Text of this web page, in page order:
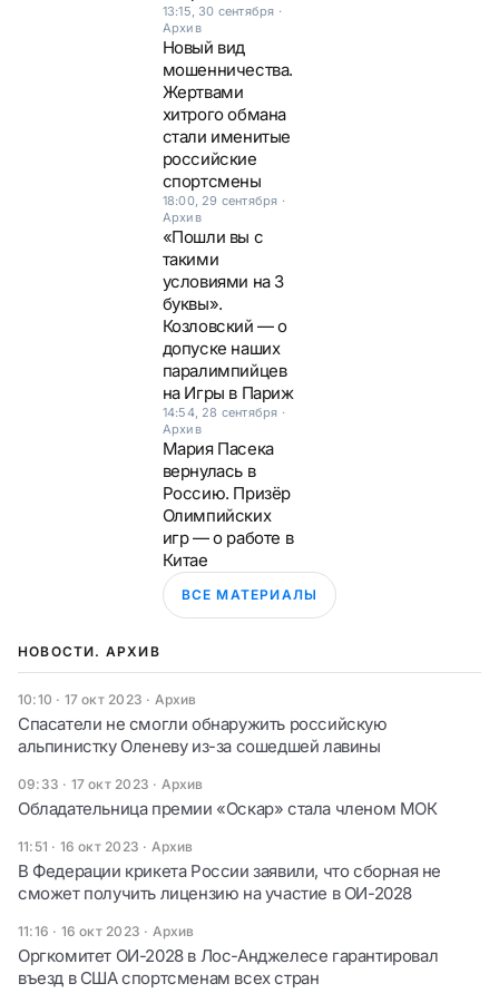
13:15, 30 сентября ·
Архив
Новый вид
мошенничества.
Жертвами
хитрого обмана
стали именитые
российские
спортсмены
18:00, 29 сентября ·
Архив
«Пошли вы с
такими
условиями на 3
буквы».
Козловский — о
допуске наших
паралимпийцев
на Игры в Париж
14:54, 28 сентября ·
Архив
Мария Пасека
вернулась в
Россию. Призёр
Олимпийских
игр — о работе в
Китае
ВСЕ МАТЕРИАЛЫ
НОВОСТИ. АРХИВ
10:10 · 17 окт 2023 · Архив
Спасатели не смогли обнаружить российскую
альпинистку Оленеву из-за сошедшей лавины
09:33 · 17 окт 2023 · Архив
Обладательница премии «Оскар» стала членом МОК
11:51 · 16 окт 2023 · Архив
В Федерации крикета России заявили, что сборная не
сможет получить лицензию на участие в ОИ-2028
11:16 · 16 окт 2023 · Архив
Оргкомитет ОИ-2028 в Лос-Анджелесе гарантировал
въезд в США спортсменам всех стран